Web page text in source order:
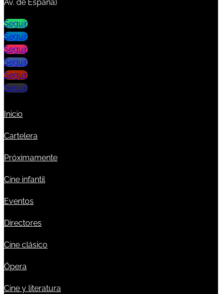
Av. de España)
Seguir
Seguir
Seguir
Seguir
Seguir
Seguir
Inicio
Cartelera
Próximamente
Cine infantil
Eventos
Directores
Cine clásico
Ópera
Cine y literatura